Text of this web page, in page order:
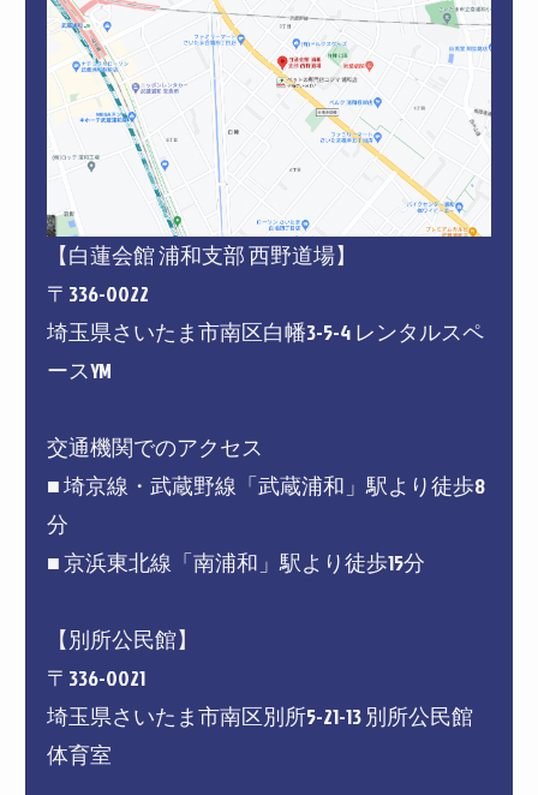
【白蓮会館 浦和支部 西野道場】
〒336-0022
埼玉県さいたま市南区白幡3-5-4 レンタルスペ
ースYM
交通機関でのアクセス
■ 埼京線・武蔵野線「武蔵浦和」駅より徒歩8
分
■ 京浜東北線「南浦和」駅より徒歩15分
【別所公民館】
〒336-0021
埼玉県さいたま市南区別所5-21-13 別所公民館
体育室